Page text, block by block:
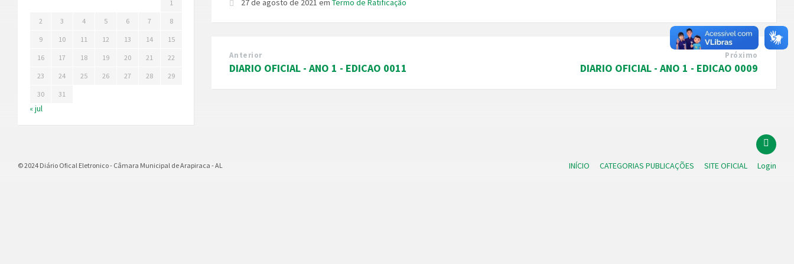
27 de agosto de 2021emTermo de Ratificação
Anterior
DIARIO OFICIAL - ANO 1 - EDICAO 0011
Próximo
DIARIO OFICIAL - ANO 1 - EDICAO 0009
1
2 3 4 5 6 7 8
9 10 11 12 13 14 15
16 17 18 19 20 21 22
23 24 25 26 27 28 29
30 31
« jul
INÍCIO CATEGORIAS PUBLICAÇÕES SITE OFICIAL Login
© 2024 Diário Ofical Eletronico - Câmara Municipal de Arapiraca - AL